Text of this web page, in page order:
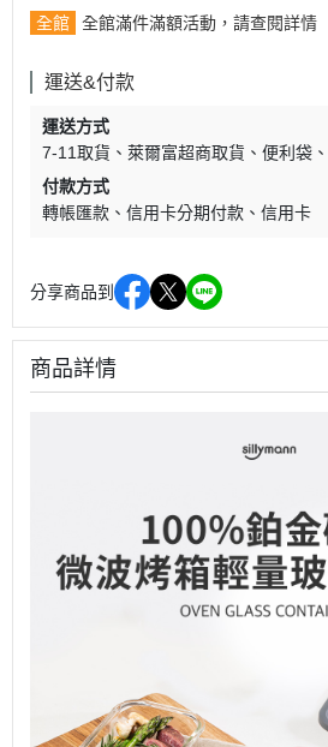
全館 全館滿件滿額活動，請查閱詳情
運送&付款
運送方式
7-11取貨
萊爾富超商取貨 便利袋
付款方式
轉帳匯款
信用卡分期付款 信用卡
分享商品到
商品詳情